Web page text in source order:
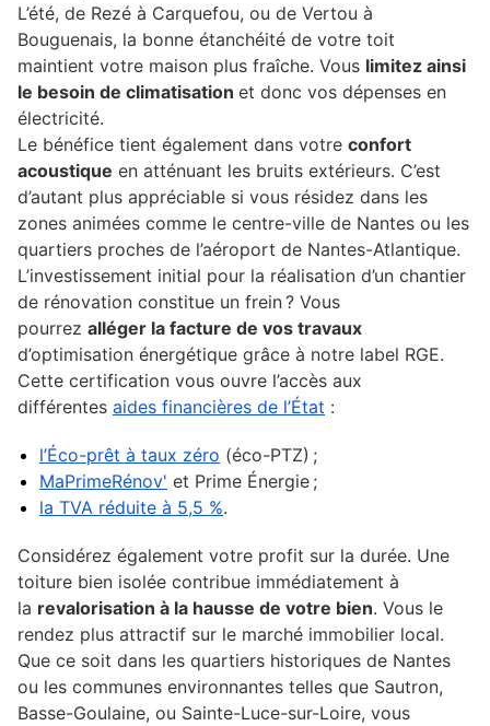
L’été, de Rezé à Carquefou, ou de Vertou à
Bouguenais, la bonne étanchéité de votre toit
maintient votre maison plus fraîche. Vous limitez ainsi
le besoin de climatisation et donc vos dépenses en
électricité.
Le bénéfice tient également dans votre confort
acoustique en atténuant les bruits extérieurs. C’est
d’autant plus appréciable si vous résidez dans les
zones animées comme le centre-ville de Nantes ou les
quartiers proches de l’aéroport de Nantes-Atlantique.
L’investissement initial pour la réalisation d’un chantier
de rénovation constitue un frein ? Vous
pourrez alléger la facture de vos travaux
d’optimisation énergétique grâce à notre label RGE.
Cette certification vous ouvre l’accès aux
différentes aides financières de l’État :
l’Éco-prêt à taux zéro (éco-PTZ) ;
MaPrimeRénov' et Prime Énergie ;
la TVA réduite à 5,5 %.
Considérez également votre profit sur la durée. Une
toiture bien isolée contribue immédiatement à
la revalorisation à la hausse de votre bien. Vous le
rendez plus attractif sur le marché immobilier local.
Que ce soit dans les quartiers historiques de Nantes
ou les communes environnantes telles que Sautron,
Basse-Goulaine, ou Sainte-Luce-sur-Loire, vous